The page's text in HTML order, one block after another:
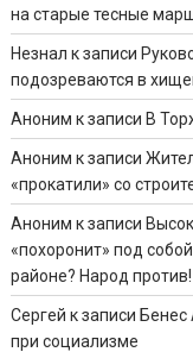
на старые тесные
Незнал к записи
подозреваются в
Аноним к записи В
Аноним к записи
«прокатили» со
Аноним к записи
«похоронит» под
районе? Народ против!
Сергей к записи Бенес
при социализме